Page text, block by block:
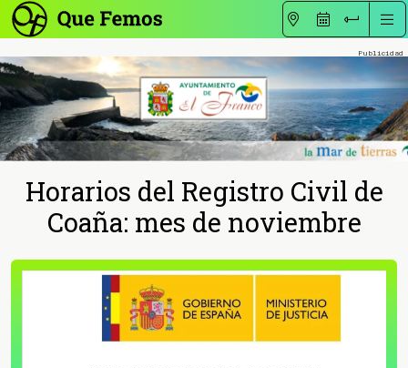
Horarios del Registro Civil de
Coaña: mes de noviembre